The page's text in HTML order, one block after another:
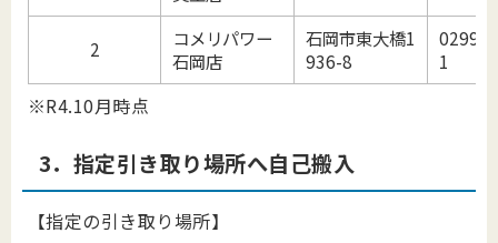
2
コメリパワー
石岡店
石岡市東大橋1
936-8
0299-
1
※R4.10月時点
3．指定引き取り場所へ自己搬入
【指定の引き取り場所】